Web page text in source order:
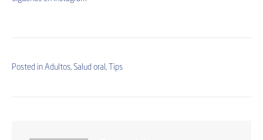
Posted in Adultos, Salud oral , Tips